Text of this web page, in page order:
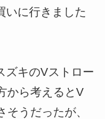
いに行きました
ズキのVストロー
から考えるとV
うだったが、